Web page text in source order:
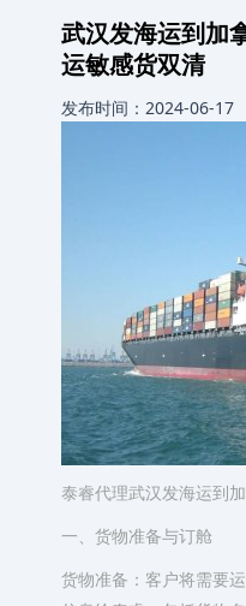
武汉发海运到加
运敏感货双清
发布时间：2024-06-17
泰睿代理武汉发海运到
一、货物准备与订舱
货物准备：客户将需要